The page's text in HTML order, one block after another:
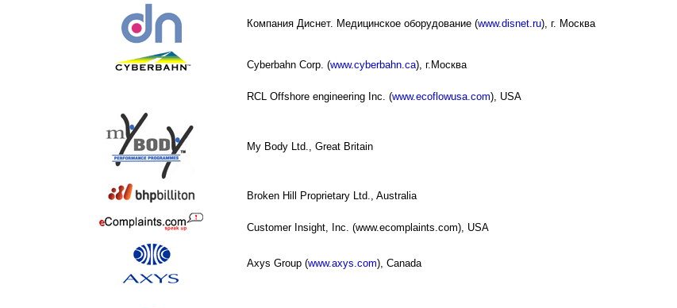
Компания Диснет. Медицинское оборудование (www.disnet.ru), г. Москва
Cyberbahn Corp. (www.cyberbahn.ca), г.Москва
RCL Offshore engineering Inc. (www.ecoflowusa.com), USA
My Body Ltd., Great Britain
Broken Hill Proprietary Ltd., Australia
Customer Insight, Inc. (www.ecomplaints.com), USA
Axys Group (www.axys.com), Canada